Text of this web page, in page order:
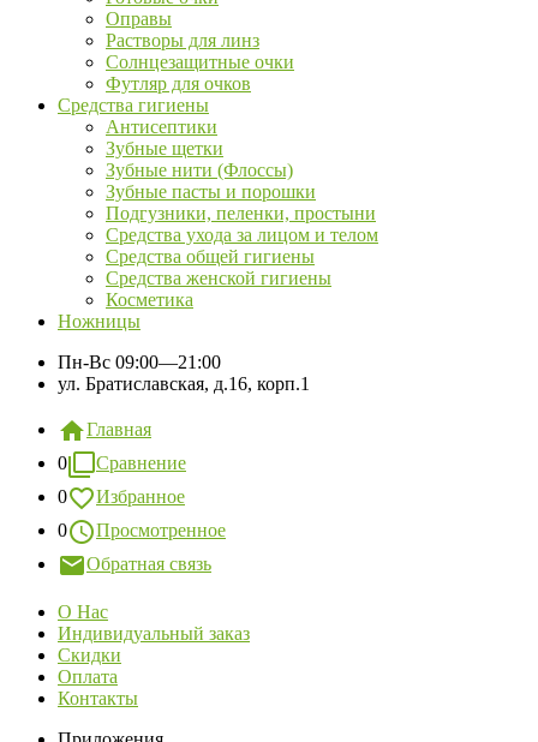
Оправы
Растворы для линз
Солнцезащитные очки
Футляр для очков
Средства гигиены
Антисептики
Зубные щетки
Зубные нити (Флоссы)
Зубные пасты и порошки
Подгузники, пеленки, простыни
Средства ухода за лицом и телом
Средства общей гигиены
Средства женской гигиены
Косметика
Ножницы
Пн-Вс 09:00—21:00
ул. Братиславская, д.16, корп.1
Главная
0
Сравнение
0
Избранное
0
Просмотренное
Обратная связь
О Нас
Индивидуальный заказ
Скидки
Оплата
Контакты